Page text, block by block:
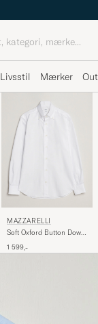
Livsstil Mærker
MAZZARELLI
Soft Oxford Button Down
1 599,-